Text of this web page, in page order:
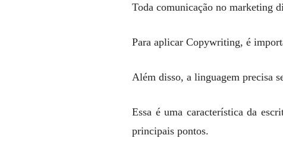
Toda comunicação no marketing
Para aplicar Copywriting, é
Além disso, a linguagem precisa
Essa é uma característica da
principais pontos.